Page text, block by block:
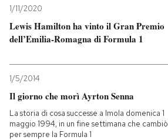
1/11/2020
Lewis Hamilton ha vinto il Gran Premio
dell’Emilia-Romagna di Formula 1
1/5/2014
Il giorno che morì Ayrton Senna
La storia di cosa successe a Imola domenica 1
maggio 1994, in un fine settimana che cambiò
per sempre la Formula 1